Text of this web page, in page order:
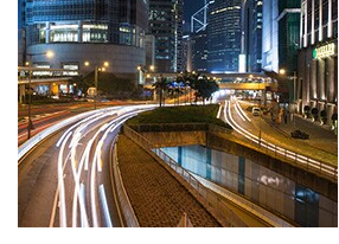
receive
commun
ications
which
may
include
promotio
ns,
product